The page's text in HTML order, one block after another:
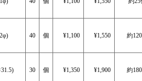
40 個 ¥1,100 ¥1,550 約
30 個 ¥1,350 ¥1,900 約